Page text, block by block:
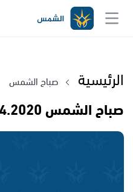
الرئيسية صباح الشمس
صباح الشمس 05.04.2020